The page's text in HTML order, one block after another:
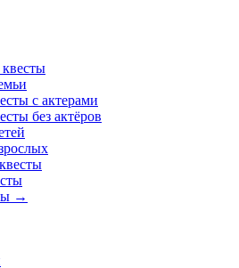
с актерами
без актёров
→